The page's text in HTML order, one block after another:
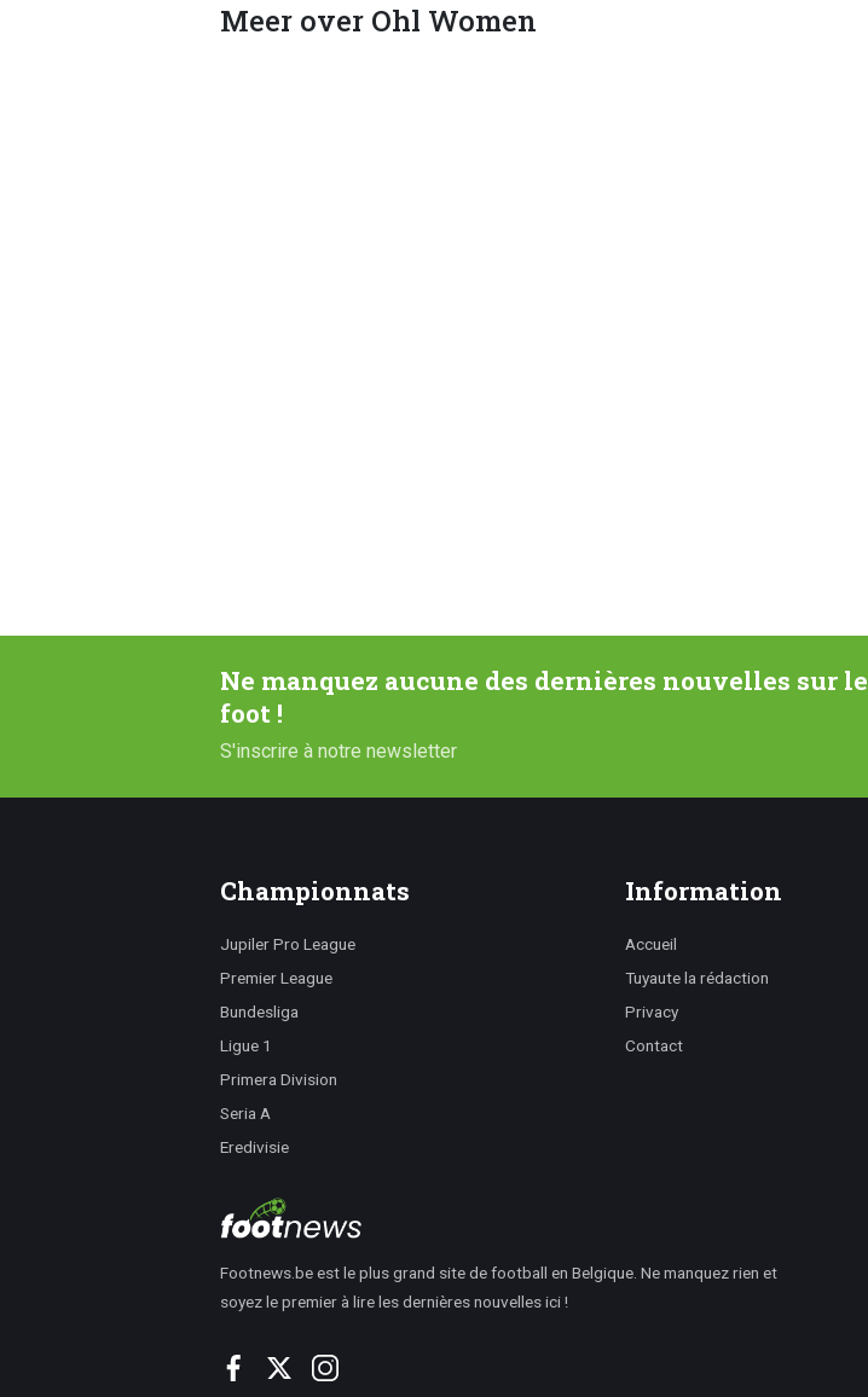
Meer over Ohl Women
Ne manquez aucune des dernières nouvelles sur le
foot !
S'inscrire à notre newsletter
Championnats
Jupiler Pro League
Premier League
Bundesliga
Ligue 1
Primera Division
Seria A
Eredivisie
Information
Accueil
Tuyaute la rédaction
Privacy
Contact
Footnews.be est le plus grand site de football en Belgique. Ne manquez rien et
soyez le premier à lire les dernières nouvelles ici !